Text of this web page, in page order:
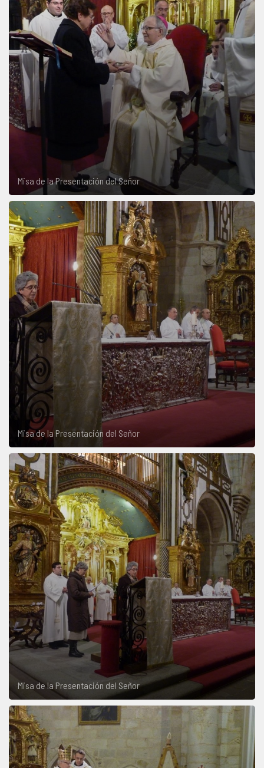
Misa de la Presentación del Señor
Misa de la Presentación del Señor
Misa de la Presentación del Señor